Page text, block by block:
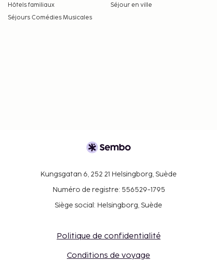
Hôtels familiaux
Séjour en ville
Séjours Comédies Musicales
Kungsgatan 6, 252 21 Helsingborg, Suède
Numéro de registre: 556529-1795
Siège social: Helsingborg, Suède
Politique de confidentialité
Conditions de voyage